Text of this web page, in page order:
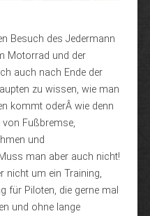
Besuch des Jedermann
Motorrad und der
auch nach Ende der
zu wissen, wie man
kommt oderÂ wie denn
Fußbremse,
und
man aber auch nicht!
nicht um ein Training,
für Piloten, die gerne mal
und ohne lange